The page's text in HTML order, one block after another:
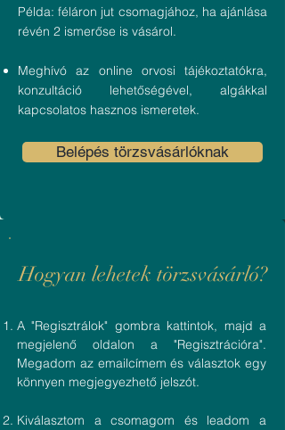
Példa: féláron jut csomagjához, ha ajánlása
révén 2 ismerőse is vásárol.
Meghívó az online orvosi tájékoztatókra,
konzultáció lehetőségével, algákkal
kapcsolatos hasznos ismeretek.
Belépés törzsvásárlóknak
Hogyan lehetek törzsvásárló?
A "Regisztrálok" gombra kattintok, majd a
megjelenő oldalon a "Regisztrációra".
Megadom az emailcímem és választok egy
könnyen megjegyezhető jelszót.
Kiválasztom a csomagom és leadom a